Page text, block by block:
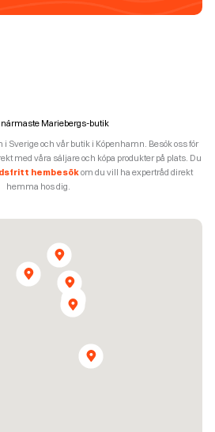
närmaste Mariebergs-butik
i Sverige och vår butik i Köpenhamn. Besök oss för
med våra säljare och köpa produkter på plats. Du
hembesökom du vill ha expertråd direkt
hemma hos dig.